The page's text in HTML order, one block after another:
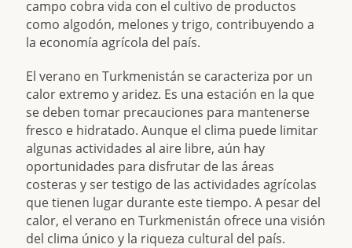
campo cobra vida con el cultivo de productos
como algodón, melones y trigo, contribuyendo a
la economía agrícola del país.
El verano en Turkmenistán se caracteriza por un
calor extremo y aridez. Es una estación en la que
se deben tomar precauciones para mantenerse
fresco e hidratado. Aunque el clima puede limitar
algunas actividades al aire libre, aún hay
oportunidades para disfrutar de las áreas
costeras y ser testigo de las actividades agrícolas
que tienen lugar durante este tiempo. A pesar del
calor, el verano en Turkmenistán ofrece una visión
del clima único y la riqueza cultural del país.